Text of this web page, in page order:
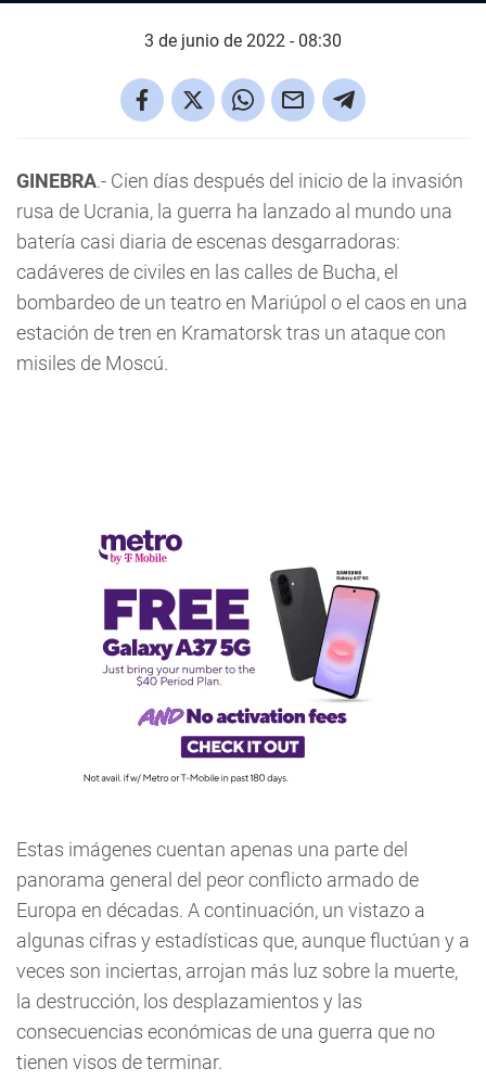
3 de junio de 2022 - 08:30
GINEBRA.- Cien días después del inicio de la invasión
rusa de Ucrania, la guerra ha lanzado al mundo una
batería casi diaria de escenas desgarradoras:
cadáveres de civiles en las calles de Bucha, el
bombardeo de un teatro en Mariúpol o el caos en una
estación de tren en Kramatorsk tras un ataque con
misiles de Moscú.
Estas imágenes cuentan apenas una parte del
panorama general del peor conflicto armado de
Europa en décadas. A continuación, un vistazo a
algunas cifras y estadísticas que, aunque fluctúan y a
veces son inciertas, arrojan más luz sobre la muerte,
la destrucción, los desplazamientos y las
consecuencias económicas de una guerra que no
tienen visos de terminar.